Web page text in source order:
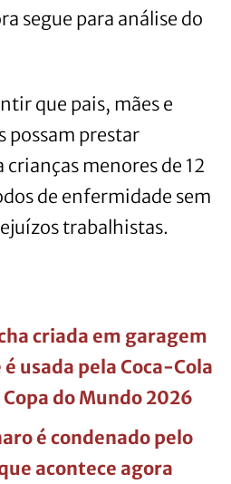
segue para análise do
que pais, mães e
possam prestar
menores de 12
de enfermidade sem
trabalhistas.
criada em garagem
usada pela Coca-Cola
do Mundo 2026
é condenado pelo
acontece agora